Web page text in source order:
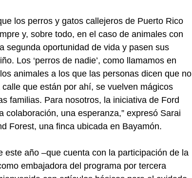
los perros y gatos callejeros de Puerto Rico
y, sobre todo, en el caso de animales con
segunda oportunidad de vida y pasen sus
Los ‘perros de nadie’, como llamamos en
animales a los que las personas dicen que no
que están por ahí, se vuelven mágicos
familias. Para nosotros, la iniciativa de Ford
colaboración, una esperanza,” expresó Sarai
Forest, una finca ubicada en Bayamón.
este año –que cuenta con la participación de la
embajadora del programa por tercera